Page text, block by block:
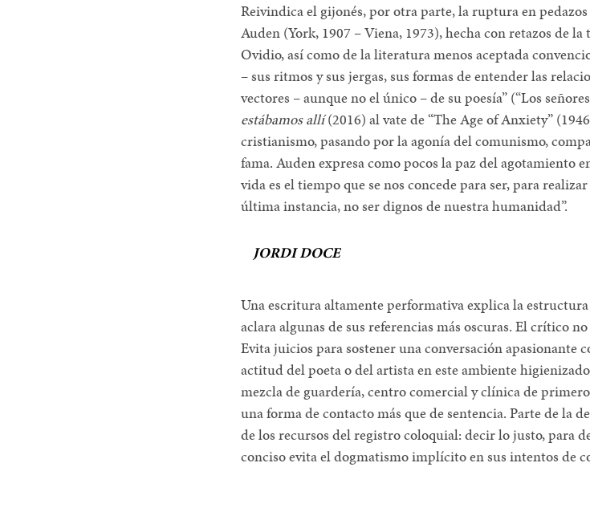
Reivindica el gijonés, por otra parte, la ruptura en
Auden (York, 1907 – Viena, 1973), hecha con retazos de
Ovidio, así como de la literatura menos aceptada
– sus ritmos y sus jergas, sus formas de entender las
vectores – aunque no el único – de su poesía” (“Los
estábamos allí(2016) al vate de “The Age of Anxiety”
cristianismo, pasando por la agonía del comunismo,
fama. Auden expresa como pocos la paz del agotamiento
vida es el tiempo que se nos concede para ser, para
última instancia, no ser dignos de nuestra humanidad”.
JORDI DOCE
Una escritura altamente performativa explica la estructura
aclara algunas de sus referencias más oscuras. El crítico
Evita juicios para sostener una conversación apasionante
actitud del poeta o del artista en este ambiente
mezcla de guardería, centro comercial y clínica de
una forma de contacto más que de sentencia. Parte de la
de los recursos del registro coloquial: decir lo justo, para
conciso evita el dogmatismo implícito en sus intentos de